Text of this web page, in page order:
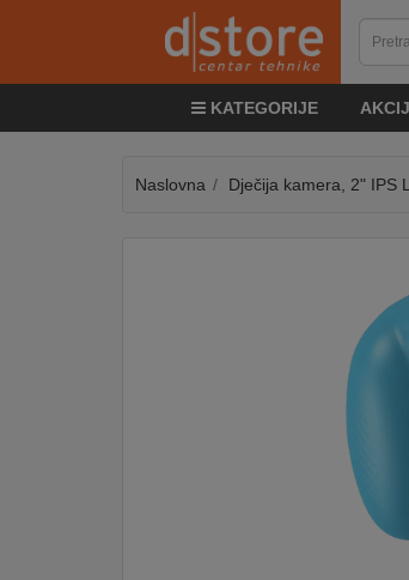
KATEGORIJE
&
Naslovna Dječija kamera, 2" IPS